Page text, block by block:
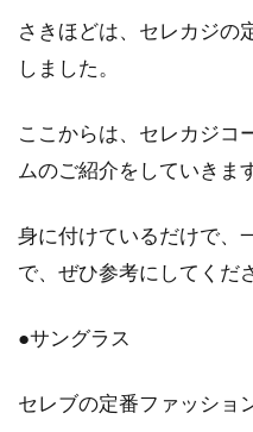
さきほどは、セレカジの
しました。
ここからは、セレカジコ
ムのご紹介をしていきま
身に付けているだけで、
で、ぜひ参考にしてくだ
●サングラス
セレブの定番ファッショ